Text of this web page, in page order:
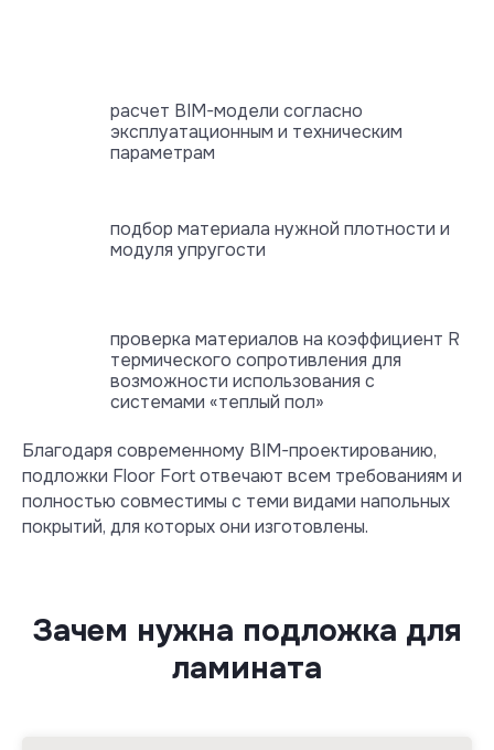
расчет BIM-модели согласно
эксплуатационным и техническим
параметрам
подбор материала нужной плотности и
модуля упругости
проверка материалов на коэффициент R
термического сопротивления для
возможности использования с
системами «теплый пол»
Благодаря современному BIM-проектированию,
подложки Floor Fort отвечают всем требованиям и
полностью совместимы с теми видами напольных
покрытий, для которых они изготовлены.
Зачем нужна подложка для
ламината